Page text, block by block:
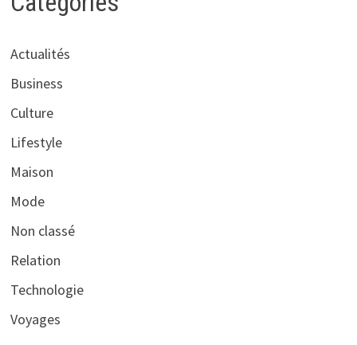
Actualités
Business
Culture
Lifestyle
Maison
Mode
Non classé
Relation
Technologie
Voyages